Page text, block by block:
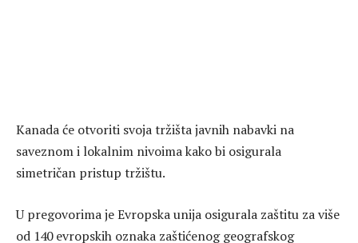
Kanada će otvoriti svoja tržišta javnih nabavki na
saveznom i lokalnim nivoima kako bi osigurala
simetričan pristup tržištu.
U pregovorima je Evropska unija osigurala zaštitu za više
od 140 evropskih oznaka zaštićenog geografskog